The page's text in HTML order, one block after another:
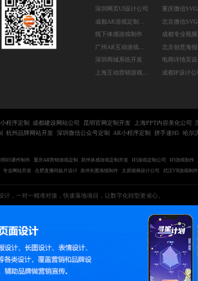
深圳网页UI设计公司
线下体感游戏制作
深圳商城系统开发
电商详情页
成都IP设计公
程序定制 成都建设网站公司 昆明官网定制开发 上海PPT内容美化公司
杭州品牌网站开发 深圳微信公众号定制 AR小程序定制 拼手速H5 哈尔
明H5课件制作 重庆AR营销游戏定制 郑州体感游戏定制开发 H5游戏定制公司 H5游戏制作
专业网站开发 合肥直播间贴片设计 泉州长图海报制作 太原插画设计公司 武汉VR游戏制作
，一对一精准对接，快速落地项目，让数字化转型更省心。